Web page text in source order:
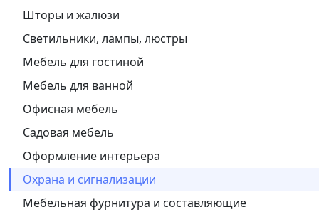
Шторы и жалюзи
Светильники, лампы, люстры
Мебель для гостиной
Мебель для ванной
Офисная мебель
Садовая мебель
Оформление интерьера
Охрана и сигнализации
Мебельная фурнитура и составляющие